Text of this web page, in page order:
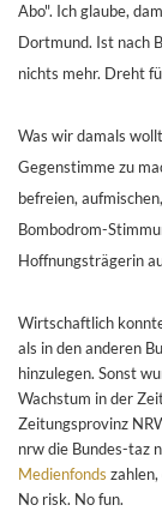
Abo". Ich glaube,
Dortmund. Ist nach
nichts mehr. Dreht
Was wir damals
Gegenstimme zu
befreien,
Bombodrom-
Hoffnungsträgerin
Wirtschaftlich
als in den anderen
hinzulegen. Sonst
Wachstum in der
Zeitungsprovinz
nrw die Bundes-taz
Medienfonds
No risk. No fun.